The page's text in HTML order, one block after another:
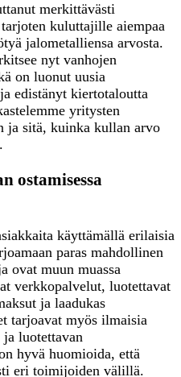
merkittävästi
kuluttajille aiempaa
jalometalliensa arvosta.
nyt vanhojen
on luonut uusia
edistänyt kiertotaloutta
yritysten
ja sitä, kuinka kullan arvo
ostamisessa
käyttämällä erilaisia
paras mahdollinen
ovat muun muassa
verkkopalvelut, luotettavat
ja laadukas
tarjoavat myös ilmaisia
luotettavan
hyvä huomioida, että
eri toimijoiden välillä.